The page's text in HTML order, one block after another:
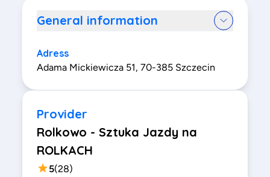
General information
Adress
Adama Mickiewicza 51, 70-385 Szczecin
Provider
Rolkowo - Sztuka Jazdy na
ROLKACH
5(28)